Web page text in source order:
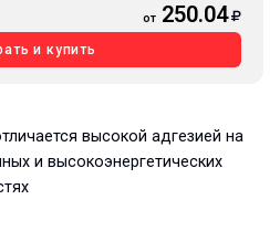
от 250.04
и купить
высокой адгезией на
и высокоэнергетических